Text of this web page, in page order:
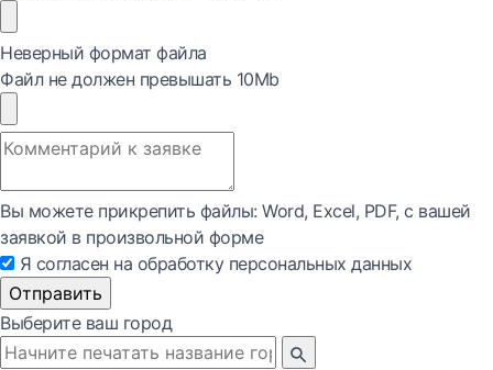
Неверный формат файла
Файл не должен превышать 10Mb
Вы можете прикрепить файлы: Word, Exсel, PDF, с вашей
заявкой в произвольной форме
Я согласен на обработку персональных данных
Отправить
Выберите ваш город